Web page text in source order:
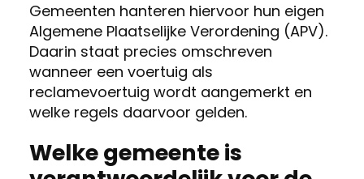
Gemeenten hanteren hiervoor hun eigen
Algemene Plaatselijke Verordening (APV).
Daarin staat precies omschreven
wanneer een voertuig als
reclamevoertuig wordt aangemerkt en
welke regels daarvoor gelden.
Welke gemeente is